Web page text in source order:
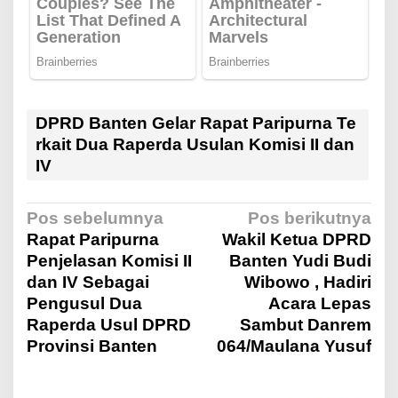
DPRD Banten Gelar Rapat Paripurna Te
rkait Dua Raperda Usulan Komisi II dan
IV
N
a
v
Pos sebelumnya
Rapat Paripurna
Penjelasan Komisi II
dan IV Sebagai
Pengusul Dua
Raperda Usul DPRD
Provinsi Banten
Pos berikutnya
Wakil Ketua DPRD
Banten Yudi Budi
Wibowo , Hadiri
Acara Lepas
Sambut Danrem
064/Maulana Yusuf